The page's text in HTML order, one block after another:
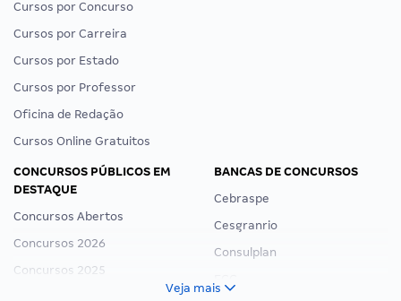
Cursos por Concurso
Cursos por Carreira
Cursos por Estado
Cursos por Professor
Oficina de Redação
Cursos Online Gratuitos
CONCURSOS PÚBLICOS EM
DESTAQUE
Concursos Abertos
Concursos 2026
Concursos 2025
BANCAS DE CONCURSOS
Cebraspe
Cesgranrio
Consulplan
Veja mais